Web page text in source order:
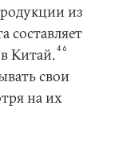
из
составляет
Китай.46
свои
на их